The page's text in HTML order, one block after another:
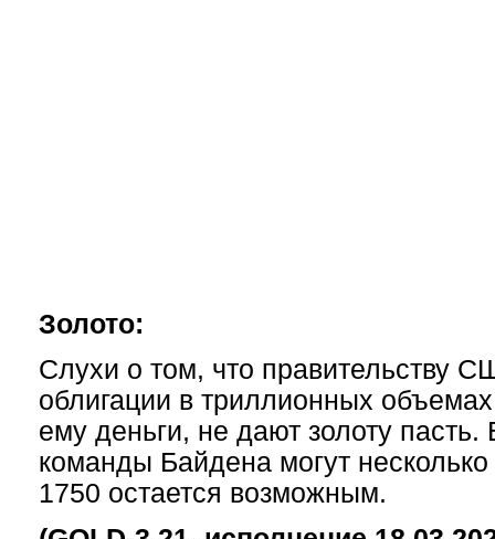
Золото:
Слухи о том, что правительству
облигации в триллионных
ему деньги, не дают золоту
команды Байдена могут
1750 остается возможным.